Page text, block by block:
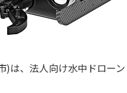
は、法人向け水中ドロー